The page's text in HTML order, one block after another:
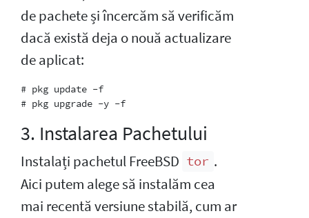
de pachete și încercăm să verificăm
dacă există deja o nouă actualizare
de aplicat:
# pkg update -f
3. Instalarea Pachetului
Instalați pachetul FreeBSD tor .
Aici putem alege să instalăm cea
mai recentă versiune stabilă, cum ar